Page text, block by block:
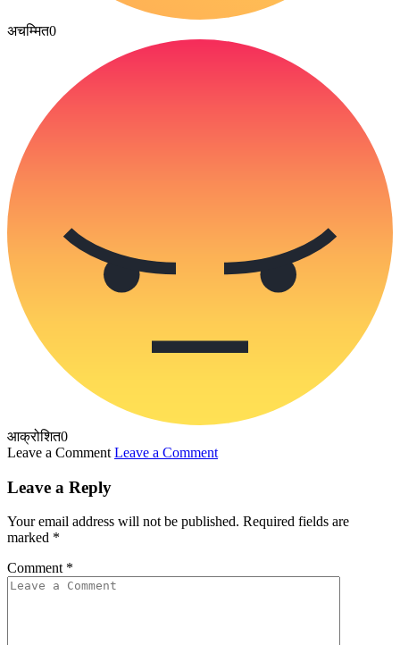
अचम्मित0
आक्रोशित0
Leave a Comment Leave a Comment
Leave a Reply
Your email address will not be published. Required fields are
marked *
Comment *